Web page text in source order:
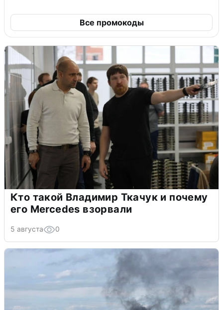
Все промокоды
Кто такой Владимир Ткачук и почему
его Mercedes взорвали
5 августа 0